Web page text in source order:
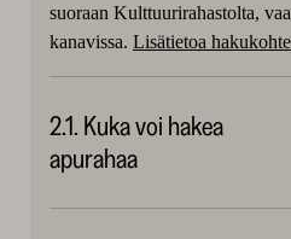
suoraan Kulttuurirahastolta,
kanavissa. Lisätietoa
2.1. Kuka voi hakea
apurahaa